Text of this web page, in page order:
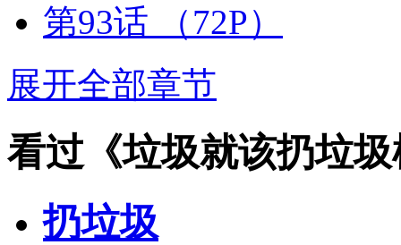
第93话
（72P）
展开全部章节
看过《垃圾就该扔垃
扔垃圾